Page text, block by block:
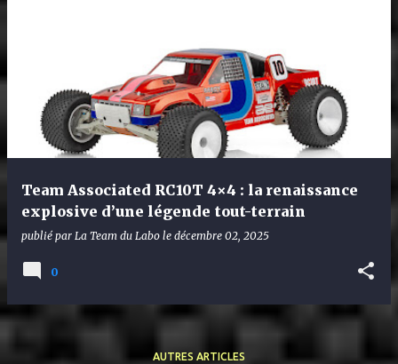
Team Associated RC10T 4×4 : la renaissance
explosive d’une légende tout-terrain
publié par La Team du Labo le décembre 02, 2025
0
AUTRES ARTICLES